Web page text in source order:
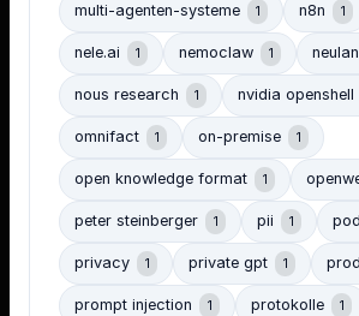
multi-agenten-systeme 1 n8n 1
nele.ai 1 nemoclaw 1
nous research 1 nvidia openshell
omnifact 1 on-premise 1
open knowledge format 1
peter steinberger 1 pii 1
privacy 1 private gpt 1
prompt injection 1 protokolle 1